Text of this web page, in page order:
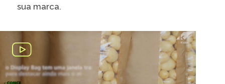
sua marca.